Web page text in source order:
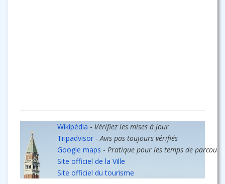
Wikipédia - Vérifiez les mises à jour
Tripadvisor-Avis pas toujours vérifiés
Google maps - Pratique pour les temps de parcours
Site officiel de la Ville
Site officiel du tourisme